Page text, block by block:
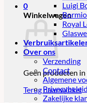
0
Winkelwagen
Geen producten
Terug naar winkel
Luigi
Royal
Over ons
Verzending
Contact
Algemene
Privacybeleid
Zakelijke